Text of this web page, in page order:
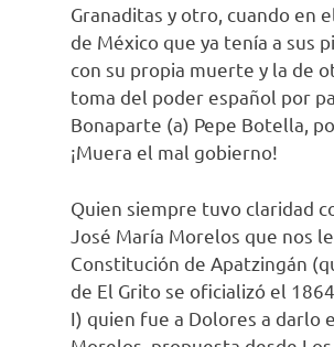
Granaditas y otro, cuando en
de México que ya tenía a sus
con su propia muerte y la de
toma del poder español por
Bonaparte (a) Pepe Botella,
¡Muera el mal gobierno!
Quien siempre tuvo claridad
José María Morelos que nos
Constitución de Apatzingán
de El Grito se oficializó el
I) quien fue a Dolores a darlo